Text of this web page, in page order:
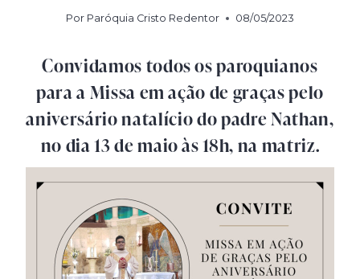
Por Paróquia Cristo Redentor 08/05/2023
Convidamos todos os paroquianos
para a Missa em ação de graças pelo
aniversário natalício do padre Nathan,
no dia 13 de maio às 18h, na matriz.